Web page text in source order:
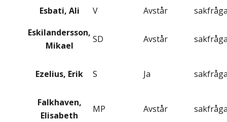
Esbati, Ali V Avstår
Eskilandersson,
Mikael
SD Avstår
Ezelius, Erik S Ja
Falkhaven,
Elisabeth
MP Avstår